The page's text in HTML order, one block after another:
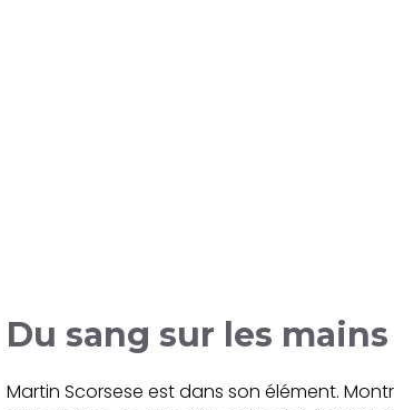
Du sang sur les mains
Martin Scorsese est dans son élément.